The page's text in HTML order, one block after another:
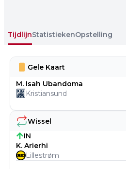
TijdlijnStatistiekenOpstelling
Wissel
IN
K. Arierhi
Lillestrøm
Gele Kaart
M. Isah Ubandoma
Kristiansund